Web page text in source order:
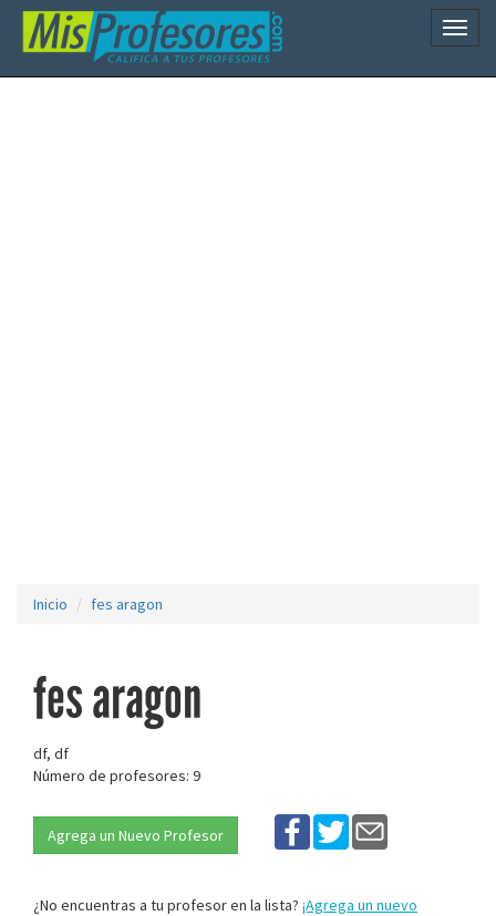
Inicio fes aragon
fes aragon
df, df
Número de profesores: 9
Agrega un Nuevo Profesor
¿No encuentras a tu profesor en la lista? ¡Agrega un nuevo